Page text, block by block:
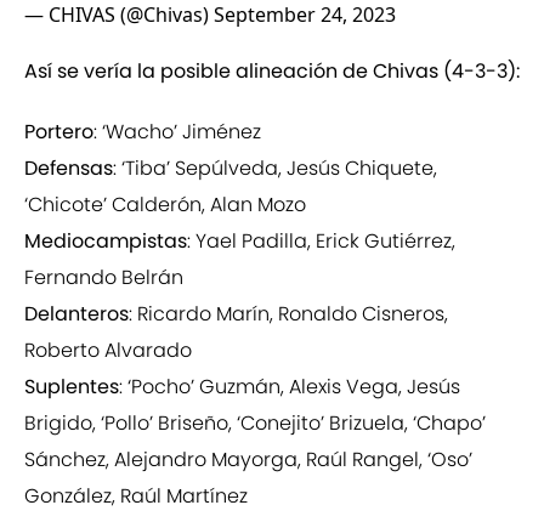
— CHIVAS (@Chivas)September 24, 2023
Así se vería la posible alineación de Chivas (4-3-3):
Portero: ‘Wacho’ Jiménez
Defensas: ‘Tiba’ Sepúlveda, Jesús Chiquete,
‘Chicote’ Calderón, Alan Mozo
Mediocampistas: Yael Padilla, Erick Gutiérrez,
Fernando Belrán
Delanteros: Ricardo Marín, Ronaldo Cisneros,
Roberto Alvarado
Suplentes: ‘Pocho’ Guzmán, Alexis Vega, Jesús
Brigido, ‘Pollo’ Briseño, ‘Conejito’ Brizuela, ‘Chapo’
Sánchez, Alejandro Mayorga, Raúl Rangel, ‘Oso’
González, Raúl Martínez